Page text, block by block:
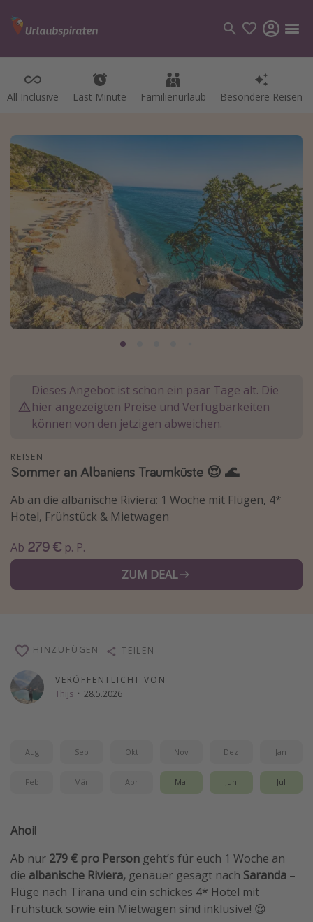
All Inclusive Last Minute Familienurlaub Besondere Reisen
Kategorien
Hotel
Pauschalreisen
Kreuzfahrten
Reiseziele
Alle Reiseziele
Bodensee Urlaub
Gozo Urlaub
Normandie Urlaub
Kefalonia Urlaub
Krabi Urlaub
Sri Lanka Rundreise
Alle Reisethemen
Wochenendtrip
Strandurlaub
Hotels in Amsterdam
Hotels am Achensee
Familienurlaub in der Türkei
Rundreisen in Thailand
Bahnreisen in der Schweiz
Dieses Angebot ist schon ein paar Tage alt. Die
hier angezeigten Preise und Verfügbarkeiten
können von den jetzigen abweichen.
REISEN
Sommer an Albaniens Traumküste 😍 🌊
Ab an die albanische Riviera: 1 Woche mit Flügen, 4*
Hotel, Frühstück & Mietwagen
Ab 279 € p. P.
ZUM DEAL
VERÖFFENTLICHT VON
Thijs · 28.5.2026
HINZUFÜGEN TEILEN
Aug Sep Okt Nov Dez Jan
Feb Mär Apr Mai Jun Jul
Ahoi!
Ab nur 279 € pro Person geht’s für euch 1 Woche an
die albanische Riviera, genauer gesagt nach Saranda –
Flüge nach Tirana und ein schickes 4* Hotel mit
Frühstück sowie ein Mietwagen sind inklusive! 😍